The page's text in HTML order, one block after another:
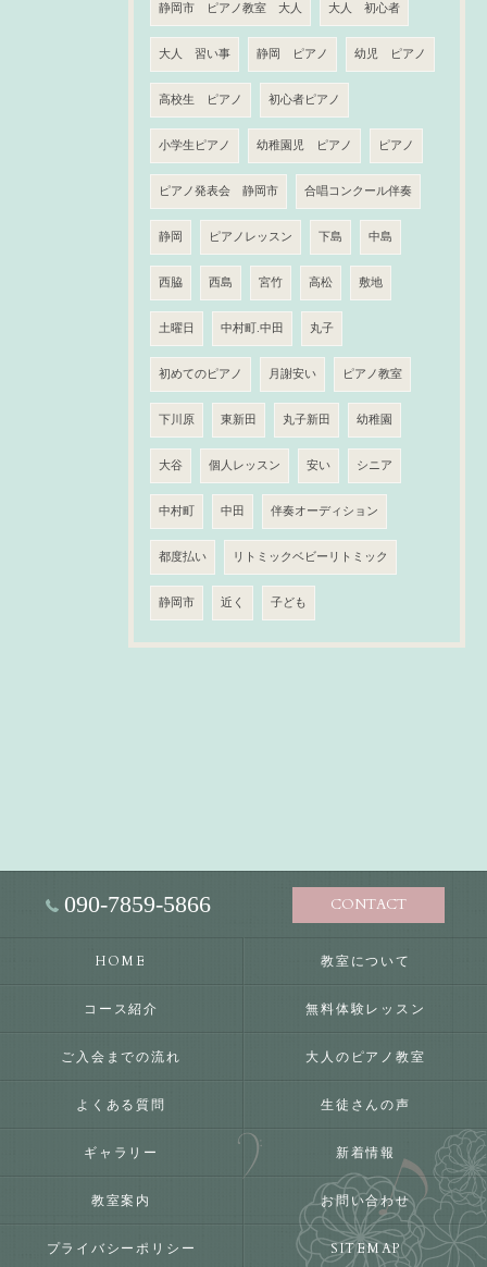
静岡市 ピアノ教室 大人 大人 初心者
大人 習い事 静岡 ピアノ 幼児 ピアノ
高校生 ピアノ 初心者ピアノ
小学生ピアノ 幼稚園児 ピアノ ピアノ
ピアノ発表会 静岡市 合唱コンクール伴奏
静岡 ピアノレッスン 下島 中島
西脇 西島 宮竹 高松 敷地
土曜日 中村町.中田 丸子
初めてのピアノ 月謝安い ピアノ教室
下川原 東新田 丸子新田 幼稚園
大谷 個人レッスン 安い シニア
中村町 中田 伴奏オーディション
都度払い リトミックベビーリトミック
静岡市 近く 子ども
090-7859-5866 CONTACT
HOME 教室について
コース紹介 無料体験レッスン
ご入会までの流れ 大人のピアノ教室
よくある質問 生徒さんの声
ギャラリー 新着情報
教室案内 お問い合わせ
プライバシーポリシー SITEMAP